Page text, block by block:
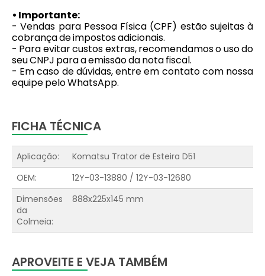
• Importante:
- Vendas para Pessoa Física (CPF) estão sujeitas à
cobrança de impostos adicionais.
- Para evitar custos extras, recomendamos o uso do
seu CNPJ para a emissão da nota fiscal.
- Em caso de dúvidas, entre em contato com nossa
equipe pelo WhatsApp.
FICHA TÉCNICA
Aplicação:
Komatsu Trator de Esteira D51
OEM:
12Y-03-13880 / 12Y-03-12680
Dimensões
da
Colmeia:
888x225x145 mm
APROVEITE E VEJA TAMBÉM